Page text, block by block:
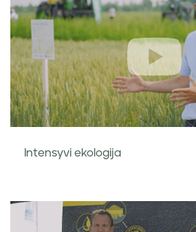
Intensyvi ekologija